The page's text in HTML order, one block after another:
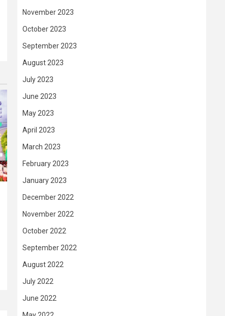
November 2023
October 2023
September 2023
August 2023
July 2023
June 2023
May 2023
April 2023
March 2023
February 2023
January 2023
December 2022
November 2022
October 2022
September 2022
August 2022
July 2022
June 2022